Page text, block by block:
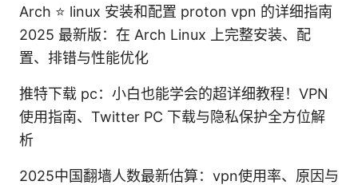
Arch ⭐ linux 安装和配置 proton vpn 的详细指南
2025 最新版：在 Arch Linux 上完整安装、配
置、排错与性能优化
推特下载 pc：小白也能学会的超详细教程！VPN
使用指南、Twitter PC 下载与隐私保护全方位解
析
2025中国翻墙人数最新估算：vpn使用率、原因与